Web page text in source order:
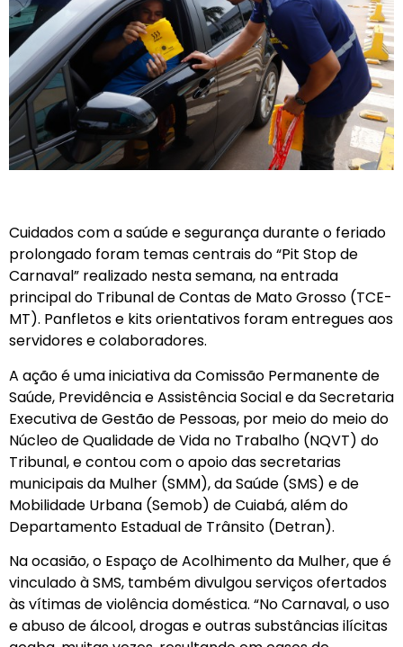
Cuidados com a saúde e segurança durante o feriado
prolongado foram temas centrais do “Pit Stop de
Carnaval” realizado nesta semana, na entrada
principal do Tribunal de Contas de Mato Grosso (TCE-
MT). Panfletos e kits orientativos foram entregues aos
servidores e colaboradores.
A ação é uma iniciativa da Comissão Permanente de
Saúde, Previdência e Assistência Social e da Secretaria
Executiva de Gestão de Pessoas, por meio do meio do
Núcleo de Qualidade de Vida no Trabalho (NQVT) do
Tribunal, e contou com o apoio das secretarias
municipais da Mulher (SMM), da Saúde (SMS) e de
Mobilidade Urbana (Semob) de Cuiabá, além do
Departamento Estadual de Trânsito (Detran).
Na ocasião, o Espaço de Acolhimento da Mulher, que é
vinculado à SMS, também divulgou serviços ofertados
às vítimas de violência doméstica. “No Carnaval, o uso
e abuso de álcool, drogas e outras substâncias ilícitas